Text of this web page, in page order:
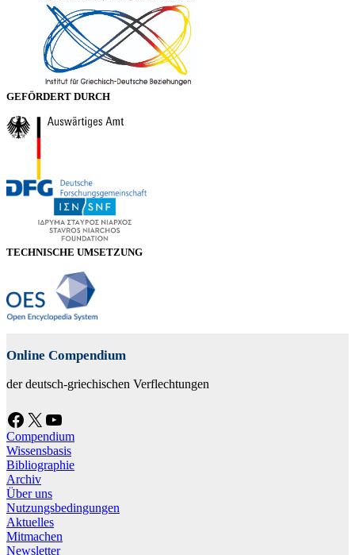
GEFÖRDERT DURCH
TECHNISCHE UMSETZUNG
Online Compendium
der deutsch-griechischen Verflechtungen
Facebook X YouTube
Compendium
Wissensbasis
Bibliographie
Archiv
Über uns
Nutzungsbedingungen
Aktuelles
Mitmachen
Newsletter